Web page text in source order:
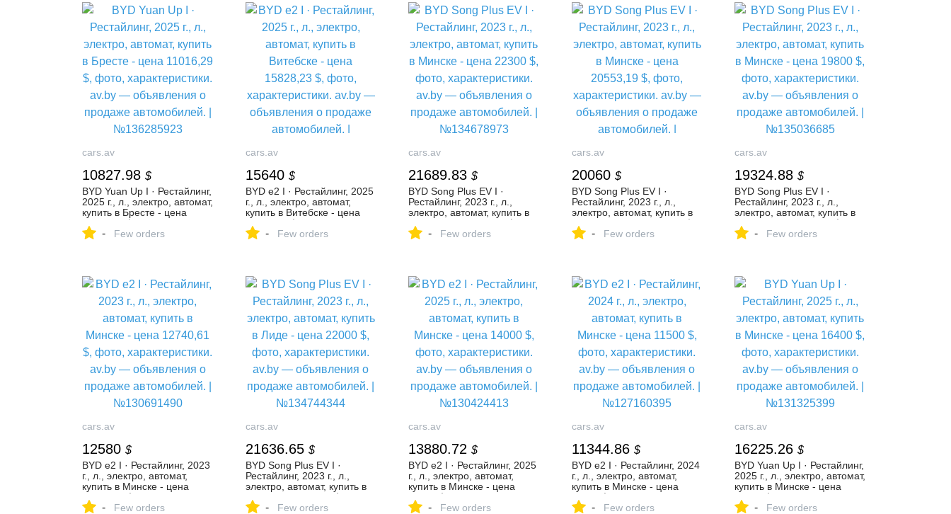
cars.av
10827.98 $
BYD Yuan Up I · Рестайлинг,
2025 г., л., электро, автомат,
купить в Бресте - цена
11016,29 $, фото,
характеристики. av.by —
- Few orders
cars.av
15640 $
BYD e2 I · Рестайлинг, 2025
г., л., электро, автомат,
купить в Витебске - цена
15828,23 $, фото,
характеристики. av.by —
- Few orders
cars.av
21689.83 $
BYD Song Plus EV I ·
Рестайлинг, 2023 г., л.,
электро, автомат, купить в
Минске - цена 22300 $,
фото, характеристики. av.by
- Few orders
cars.av
20060 $
BYD Song Plus EV I ·
Рестайлинг, 2023 г., л.,
электро, автомат, купить в
Минске - цена 20553,19 $,
фото, характеристики. av.by
- Few orders
cars.av
19324.88 $
BYD Song Plus EV I ·
Рестайлинг, 2023 г., л.,
электро, автомат, купить в
Минске - цена 19800 $,
фото, характеристики. av.by
- Few orders
cars.av
12580 $
BYD e2 I · Рестайлинг, 2023
г., л., электро, автомат,
купить в Минске - цена
12740,61 $, фото,
характеристики. av.by —
- Few orders
cars.av
21636.65 $
BYD Song Plus EV I ·
Рестайлинг, 2023 г., л.,
электро, автомат, купить в
Лиде - цена 22000 $, фото,
характеристики. av.by —
- Few orders
cars.av
13880.72 $
BYD e2 I · Рестайлинг, 2025
г., л., электро, автомат,
купить в Минске - цена
14000 $, фото,
характеристики. av.by —
- Few orders
cars.av
11344.86 $
BYD e2 I · Рестайлинг, 2024
г., л., электро, автомат,
купить в Минске - цена
11500 $, фото,
характеристики. av.by —
- Few orders
cars.av
16225.26 $
BYD Yuan Up I · Рестайлинг,
2025 г., л., электро, автомат,
купить в Минске - цена
16400 $, фото,
характеристики. av.by —
- Few orders